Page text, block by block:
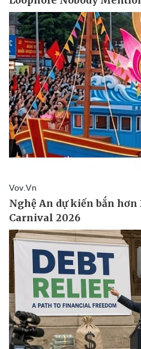
Doanh nghiệp
Thông tin doanh nghiệp
Doanh nghiệp 24h
Doanh nhân
Vì cộng đồng